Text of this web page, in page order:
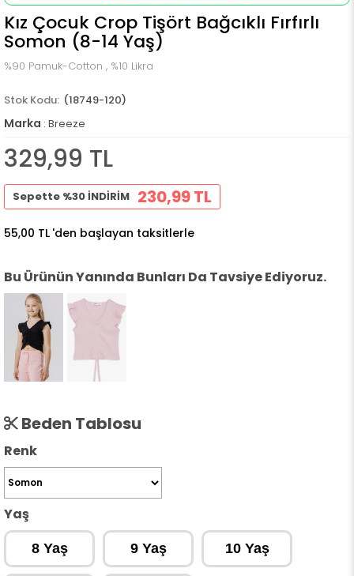
Kız Çocuk Crop Tişört Bağcıklı Fırfırlı
Somon (8-14 Yaş)
%90 Pamuk-Cotton , %10 Likra
(18749-120)
Marka : Breeze
329,99 TL
Sepette %30 İNDİRİM 230,99 TL
55,00 TL 'den başlayan taksitlerle
Bu Ürünün Yanında Bunları Da Tavsiye Ediyoruz.
Beden Tablosu
Renk
Yaş
8 Yaş 9 Yaş 10 Yaş